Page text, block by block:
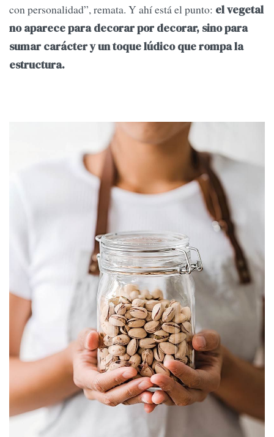
con personalidad”, remata. Y ahí está el punto: el vegetal
no aparece para decorar por decorar, sino para
sumar carácter y un toque lúdico que rompa la
estructura.